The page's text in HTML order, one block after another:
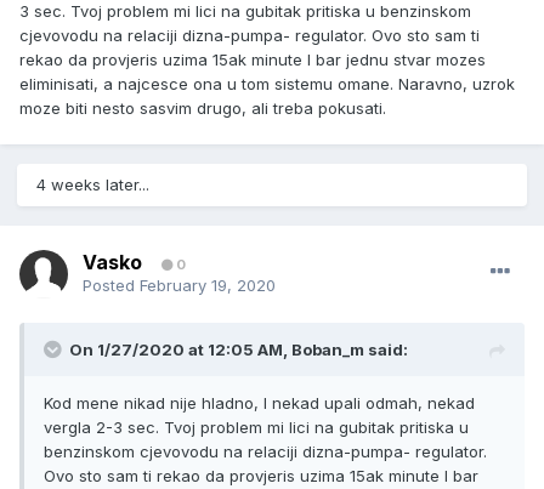
3 sec. Tvoj problem mi lici na gubitak pritiska u benzinskom
cjevovodu na relaciji dizna-pumpa- regulator. Ovo sto sam ti
rekao da provjeris uzima 15ak minute I bar jednu stvar mozes
eliminisati, a najcesce ona u tom sistemu omane. Naravno, uzrok
moze biti nesto sasvim drugo, ali treba pokusati.
4 weeks later...
Vasko 0
Posted February 19, 2020
On 1/27/2020 at 12:05 AM, Boban_m said:
Kod mene nikad nije hladno, I nekad upali odmah, nekad
vergla 2-3 sec. Tvoj problem mi lici na gubitak pritiska u
benzinskom cjevovodu na relaciji dizna-pumpa- regulator.
Ovo sto sam ti rekao da provjeris uzima 15ak minute I bar